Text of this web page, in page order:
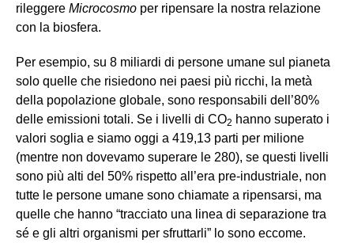
rileggere Microcosmo per ripensare la nostra relazione
con la biosfera.
Per esempio, su 8 miliardi di persone umane sul pianeta
solo quelle che risiedono nei paesi più ricchi, la metà
della popolazione globale, sono responsabili dell’80%
delle emissioni totali. Se i livelli di CO2 hanno superato i
valori soglia e siamo oggi a 419,13 parti per milione
(mentre non dovevamo superare le 280), se questi livelli
sono più alti del 50% rispetto all’era pre-industriale, non
tutte le persone umane sono chiamate a ripensarsi, ma
quelle che hanno “tracciato una linea di separazione tra
sé e gli altri organismi per sfruttarli” lo sono eccome.